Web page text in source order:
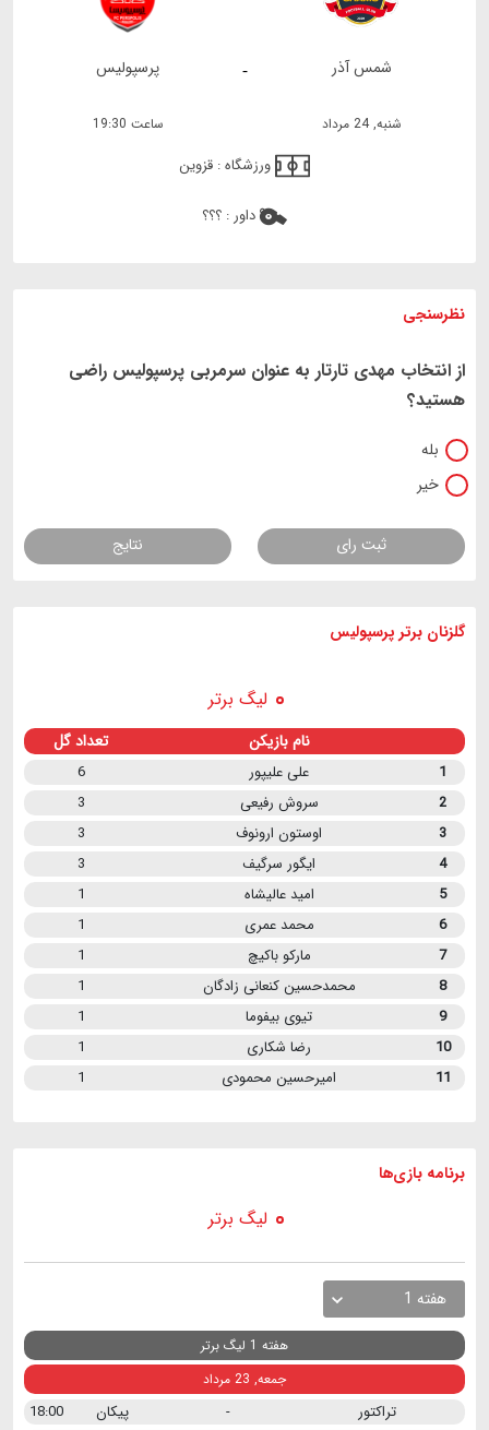
- شمس آذر پرسپولیس
شنبه, 24 مرداد ساعت 19:30
ورزشگاه : قزوین
داور : ؟؟؟
نظرسنجی
از انتخاب مهدی تارتار به عنوان سرمربی پرسپولیس راضی
هستید؟
بله
خیر
ثبت رای نتایج
گلزنان برتر پرسپولیس
لیگ برتر
نام بازیکن تعداد گل
1 علی علیپور
6
2
سروش رفیعی
3
3
اوستون ارونوف
3
4
ایگور سرگیف
3
5
امید عالیشاه
1
6
محمد عمری
1
7
مارکو باکیچ
1
8
محمدحسین کنعانی زادگان
1
9
تیوی بیفوما
1
10
رضا شکاری
1
11
امیرحسین محمودی 1
برنامه بازی ها
لیگ برتر
هفته 1
هفته 1 لیگ برتر
جمعه, 23 مرداد
تراکتور - پیکان
18:00